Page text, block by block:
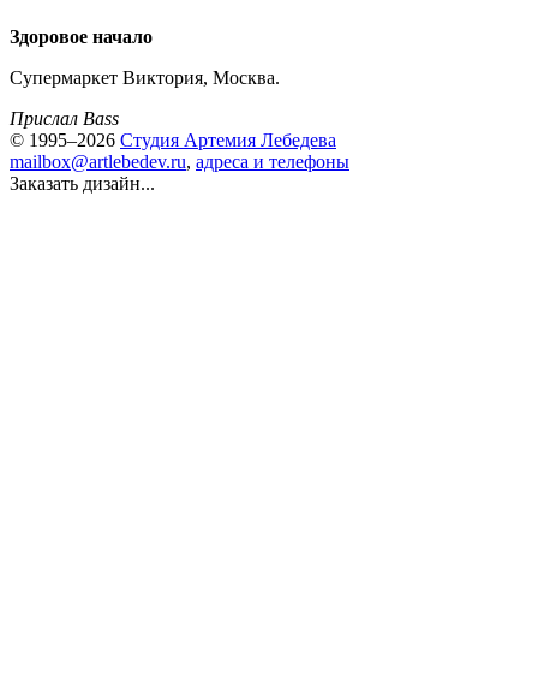
Здоровое начало
Супермаркет Виктория, Москва.
Прислал Bass
© 1995–2026 Студия Артемия Лебедева
mailbox@artlebedev.ru, адреса и телефоны
Заказать дизайн...